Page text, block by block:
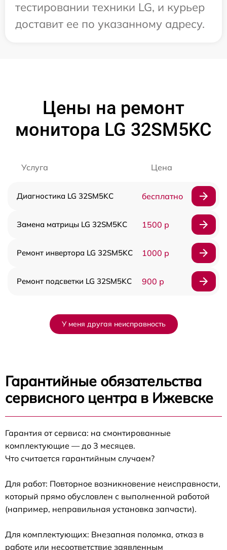
тестировании техники LG, и курьер
доставит ее по указанному адресу.
Цены на ремонт
монитора LG 32SM5KC
Услуга Цена
Диагностика LG 32SM5KC бесплатно
Замена матрицы LG 32SM5KC 1500 р
Ремонт инвертора LG 32SM5KC 1000 р
Ремонт подсветки LG 32SM5KC 900 р
У меня другая неисправность
Гарантийные обязательства
сервисного центра в Ижевске
Гарантия от сервиса: на смонтированные
комплектующие — до 3 месяцев.
Что считается гарантийным случаем?
Для работ: Повторное возникновение неисправности,
который прямо обусловлен с выполненной работой
(например, неправильная установка запчасти).
Для комплектующих: Внезапная поломка, отказ в
работе или несоответствие заявленным